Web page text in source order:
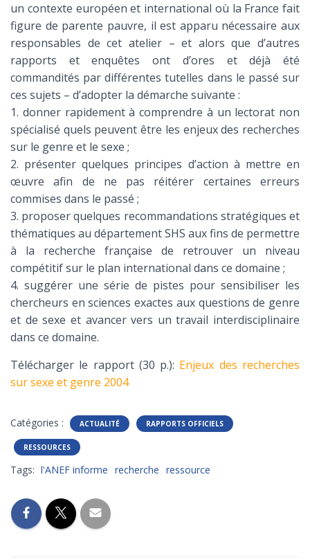
un contexte européen et international où la France fait
figure de parente pauvre, il est apparu nécessaire aux
responsables de cet atelier – et alors que d’autres
rapports et enquêtes ont d’ores et déjà été
commandités par différentes tutelles dans le passé sur
ces sujets – d’adopter la démarche suivante :
1. donner rapidement à comprendre à un lectorat non
spécialisé quels peuvent être les enjeux des recherches
sur le genre et le sexe ;
2. présenter quelques principes d’action à mettre en
œuvre afin de ne pas réitérer certaines erreurs
commises dans le passé ;
3. proposer quelques recommandations stratégiques et
thématiques au département SHS aux fins de permettre
à la recherche française de retrouver un niveau
compétitif sur le plan international dans ce domaine ;
4. suggérer une série de pistes pour sensibiliser les
chercheurs en sciences exactes aux questions de genre
et de sexe et avancer vers un travail interdisciplinaire
dans ce domaine.
Télécharger le rapport (30 p.): Enjeux des recherches
sur sexe et genre 2004
Catégories : ACTUALITÉ RAPPORTS OFFICIELS
RESSOURCES
Tags: l'ANEF informe recherche ressource